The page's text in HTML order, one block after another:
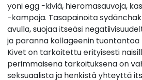
yoni egg -kiviä, hieromasauvoja,
-kampoja. Tasapainoita
avulla, suojaa itseäsi
ja paranna kollageenin tuontantoa
Kivet on tarkoitettu erityisesti
perimmäisenä tarkoituksena on
seksuaalista ja henkistä yhteyttä